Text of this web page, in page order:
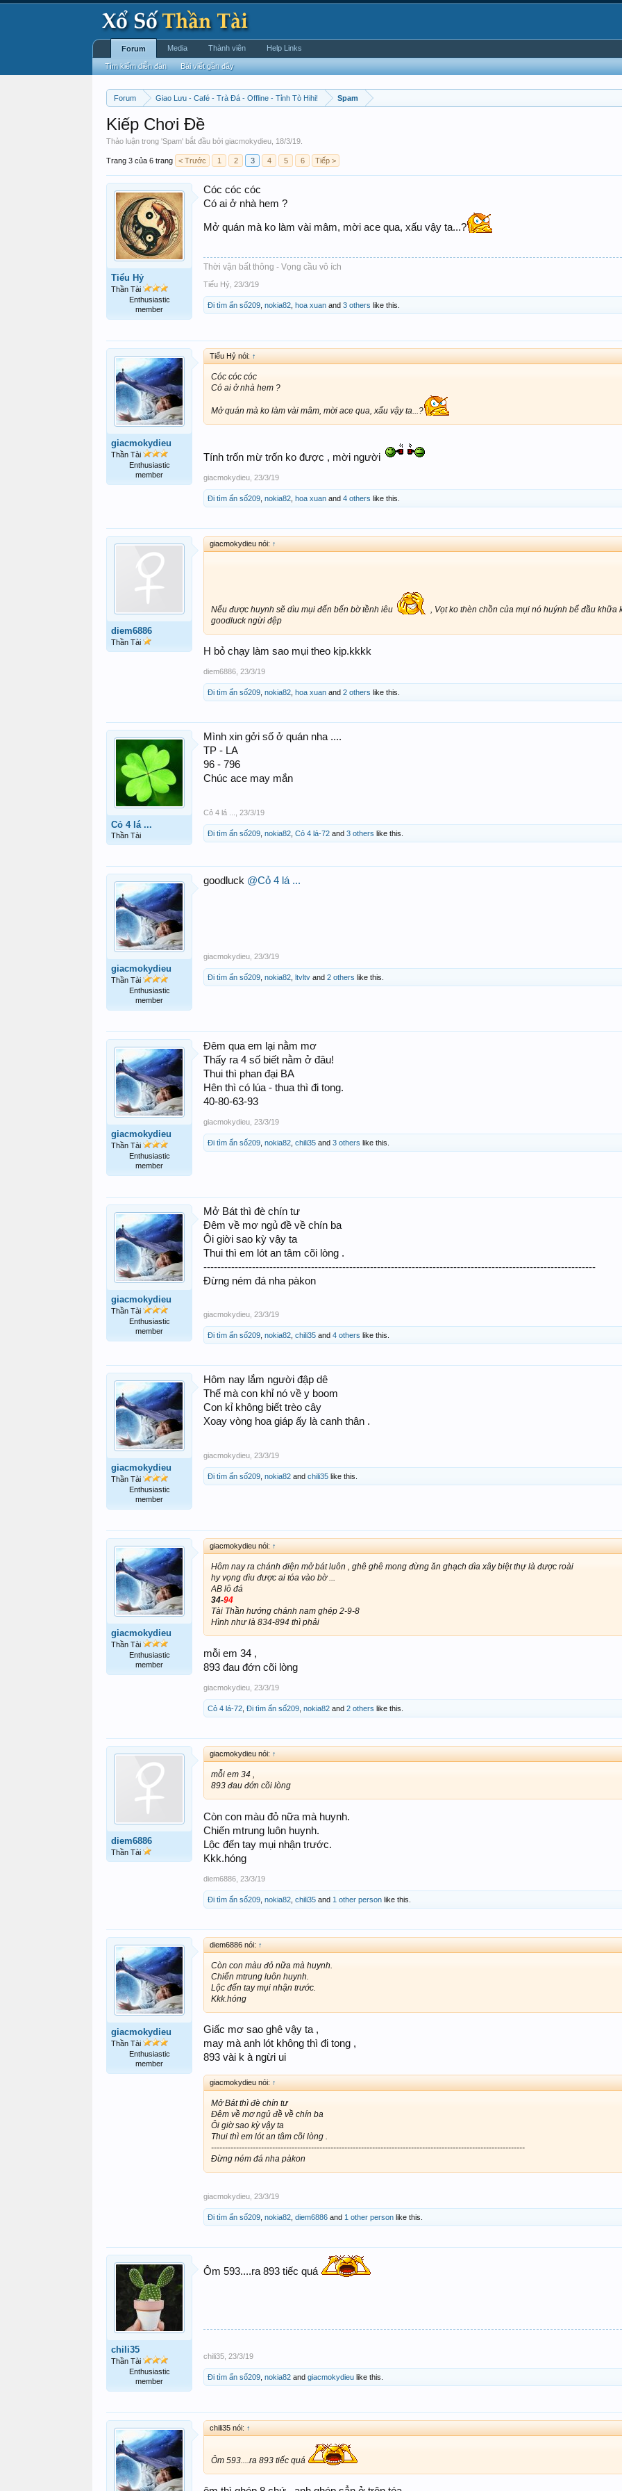
Forum Giao Lưu - Café - Trà Đá - Offline - Tỉnh Tò Hihi! Spam
Kiếp Chơi Đề
Thảo luận trong 'Spam' bắt đầu bởi giacmokydieu 18/3/19
Trang 3 của 6 trang < Trước 1 2 3 4 5 6 Tiếp >
Tiểu Hỷ
Thần Tài
Enthusiastic
member
Cóc cóc cóc
Có ai ở nhà hem ?
Mở quán mà ko làm vài mâm, mời ace qua, xấu vậy ta...?
Thời vận bất thông - Vọng cầu vô ích
Tiểu Hỷ 23/3/19
Đi tìm ẩn số209 nokia82 hoa xuan and 3 others like this.
giacmokydieu
Thần Tài
Enthusiastic
member
Tiểu Hỷ nói: ↑
Cóc cóc cóc
Có ai ở nhà hem ?
Mở quán mà ko làm vài mâm, mời ace qua, xấu vậy ta...?
Tính trốn mừ trốn ko được , mời người
giacmokydieu 23/3/19
Đi tìm ẩn số209 nokia82 hoa xuan and 4 others like this.
diem6886
Thần Tài
giacmokydieu nói: ↑
Nếu được huynh sẽ dìu mụi đến bến bờ tềnh iêu
, Vọt ko thèn chồn của mụi nó huýnh bể đầu khữa
goodluck ngừi đệp
H bỏ chạy làm sao mụi theo kịp.kkkk
diem6886 23/3/19
Đi tìm ẩn số209 nokia82 hoa xuan and 2 others like this.
Cỏ 4 lá ...
Thần Tài
Mình xin gởi số ở quán nha ....
TP - LA
96 - 796
Chúc ace may mắn
Cỏ 4 lá ... 23/3/19
Đi tìm ẩn số209 nokia82 Cỏ 4 lá-72 and 3 others like this.
giacmokydieu
Thần Tài
Enthusiastic
member
goodluck @Cỏ 4 lá ...
giacmokydieu 23/3/19
Đi tìm ẩn số209 nokia82 ltvltv and 2 others like this.
giacmokydieu
Thần Tài
Enthusiastic
member
Đêm qua em lại nằm mơ
Thấy ra 4 số biết nằm ở đâu!
Thui thì phan đại BA
Hên thì có lúa - thua thì đi tong.
40-80-63-93
giacmokydieu 23/3/19
Đi tìm ẩn số209 nokia82 chili35 and 3 others like this.
giacmokydieu
Thần Tài
Enthusiastic
member
Mở Bát thì đè chín tư
Đêm về mơ ngủ đề về chín ba
Ôi giời sao kỳ vậy ta
Thui thì em lót an tâm cõi lòng .
-----------------------------------------------------------------------------------------------------------------
Đừng ném đá nha pàkon
giacmokydieu 23/3/19
Đi tìm ẩn số209 nokia82 chili35 and 4 others like this.
giacmokydieu
Thần Tài
Enthusiastic
member
Hôm nay lắm người đập dê
Thế mà con khỉ nó về y boom
Con kỉ không biết trèo cây
Xoay vòng hoa giáp ấy là canh thân .
giacmokydieu 23/3/19
Đi tìm ẩn số209 nokia82 and chili35 like this.
giacmokydieu
Thần Tài
Enthusiastic
member
giacmokydieu nói: ↑
Hôm nay ra chánh điện mở bát luôn , ghê ghê mong đừng ăn ghạch dìa xây biệt thự là được roài
hy vọng dìu được ai tóa vào bờ ...
AB lô đá
34-94
Tài Thần hướng chánh nam ghép 2-9-8
Hình như là 834-894 thì phải
mỗi em 34 ,
893 đau đớn cõi lòng
giacmokydieu 23/3/19
Cỏ 4 lá-72 Đi tìm ẩn số209 nokia82 and 2 others like this.
diem6886
Thần Tài
giacmokydieu nói: ↑
mỗi em 34 ,
893 đau đớn cõi lòng
Còn con màu đỏ nữa mà huynh.
Chiến mtrung luôn huynh.
Lộc đến tay mụi nhận trước.
Kkk.hóng
diem6886 23/3/19
Đi tìm ẩn số209 nokia82 chili35 and 1 other person like this.
giacmokydieu
Thần Tài
Enthusiastic
member
diem6886 nói: ↑
Còn con màu đỏ nữa mà huynh.
Chiến mtrung luôn huynh.
Lộc đến tay mụi nhận trước.
Kkk.hóng
Giấc mơ sao ghê vậy ta ,
may mà anh lót không thì đi tong ,
893 vài k à ngừi ui
giacmokydieu nói: ↑
Mở Bát thì đè chín tư
Đêm về mơ ngủ đề về chín ba
Ôi giờ sao kỳ vậy ta
Thui thì em lót an tâm cõi lòng .
-----------------------------------------------------------------------------------------------------------------
Đừng ném đá nha pàkon
giacmokydieu 23/3/19
Đi tìm ẩn số209 nokia82 diem6886 and 1 other person like this.
chili35
Thần Tài
Enthusiastic
member
Ôm 593....ra 893 tiếc quá
chili35 23/3/19
Đi tìm ẩn số209 nokia82 and giacmokydieu like this.
chili35 nói: ↑
Ôm 593....ra 893 tiếc quá
Forum
Tìm kiếm diễn đàn Bài viết gần đây
Media Thành viên Help Links